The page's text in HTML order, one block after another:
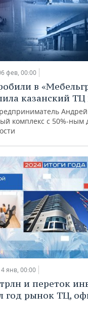
фев, 00:00
в
казанский ТЦ
комплекс с 50%-ным
янв, 00:00
и переток
год рынок ТЦ,